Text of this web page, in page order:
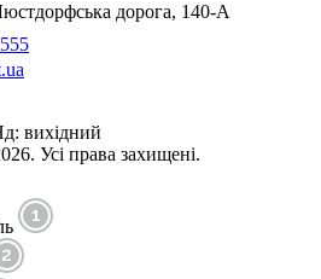
дорога, 140-А
вихідний
Усі права захищені.